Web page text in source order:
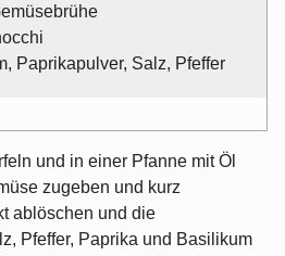
Paprikapulver, Salz, Pfeffer
und in einer Pfanne mit Öl
zugeben und kurz
ablöschen und die
Pfeffer, Paprika und Basilikum